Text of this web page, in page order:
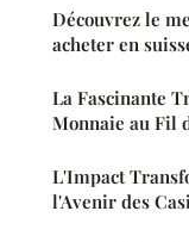
Découvrez le
acheter en
La Fascinante
Monnaie au Fil
L'Impact
l'Avenir des